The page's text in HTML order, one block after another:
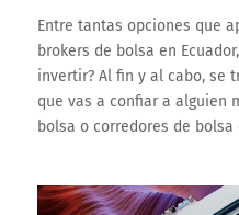
Entre tantas opciones que
brokers de bolsa en
invertir? Al fin y al cabo, se
que vas a confiar a alguien
bolsa o corredores de bolsa